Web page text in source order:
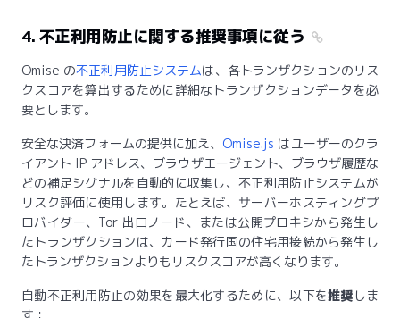
4. 不正利用防止に関する推奨事項に従う
Omise の不正利用防止システムは、各トランザクションのリス
クスコアを算出するために詳細なトランザクションデータを必
要とします。
安全な決済フォームの提供に加え、 Omise.js はユーザーのクラ
イアント IP アドレス、ブラウザエージェント、ブラウザ履歴な
どの補足シグナルを自動的に収集し、不正利用防止システムが
リスク評価に使用します。たとえば、サーバーホスティングプ
ロバイダー、Tor 出口ノード、または公開プロキシから発生し
たトランザクションは、カード発行国の住宅用接続から発生し
たトランザクションよりもリスクスコアが高くなります。
自動不正利用防止の効果を最大化するために、以下を推奨 しま